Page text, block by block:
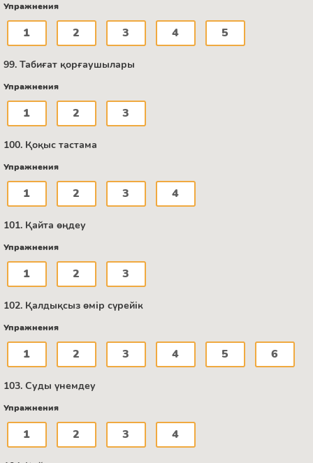
Упражнения
1 2 3 4 5
99. Табиғат қорғаушылары
Упражнения
1 2 3
100. Қоқыс тастама
Упражнения
1 2 3 4
101. Қайта өңдеу
Упражнения
1 2 3
102. Қалдықсыз өмір сүрейік
Упражнения
1 2 3 4 5 6
103. Суды үнемдеу
Упражнения
1 2 3 4